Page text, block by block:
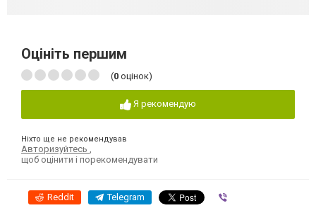
Оцініть першим
(0 оцінок)
Я рекомендую
Ніхто ще не рекомендував
Авторизуйтесь
щоб оцінити і порекомендувати
Reddit Telegram